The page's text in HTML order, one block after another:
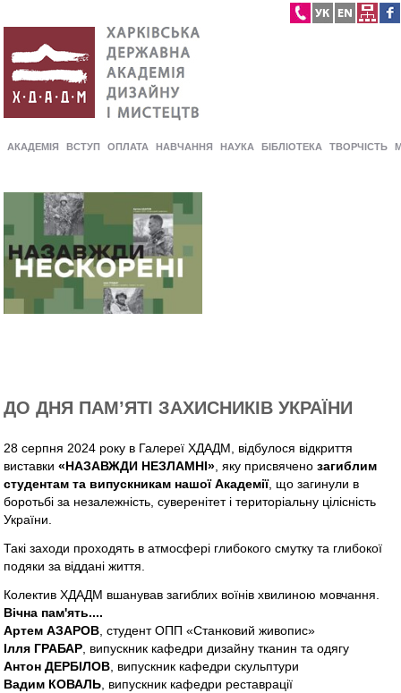
АКАДЕМІЯ ВСТУП ОПЛАТА НАВЧАННЯ НАУКА БІБЛІОТЕКА ТВОРЧІСТЬ
ДО ДНЯ ПАМ’ЯТІ ЗАХИСНИКІВ УКРАЇНИ
28 серпня 2024 року в Галереї ХДАДМ, відбулося відкриття
виставки«НАЗАВЖДИ НЕЗЛАМНІ», яку присвяченозагиблим
студентам та випускникам нашої Академії, що загинули в
боротьбі за незалежність, суверенітет і територіальну цілісність
України.
Такі заходи проходять в атмосфері глибокого смутку та глибокої
подяки за віддані життя.
Колектив ХДАДМ вшанував загиблих воїнів хвилиною мовчання.
Вічна пам'ять....
Артем АЗАРОВ, студент ОПП «Станковий живопис»
Ілля ГРАБАР, випускник кафедри дизайну тканин та одягу
Антон ДЕРБІЛОВ, випускник кафедри скульптури
Вадим КОВАЛЬ, випускник кафедри реставрації